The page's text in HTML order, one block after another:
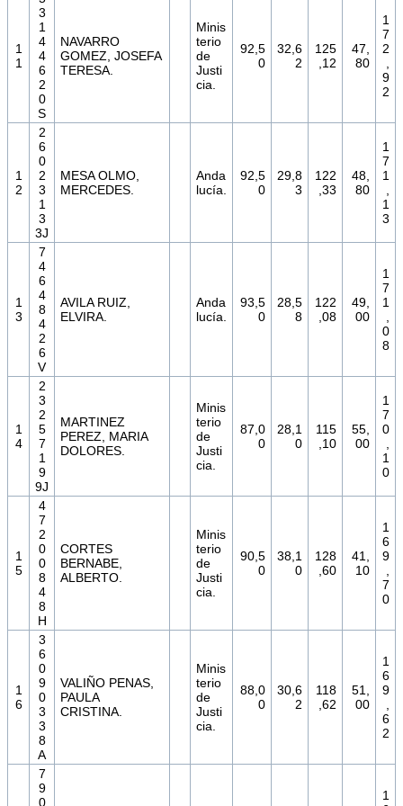
1
1
3
1
4
4
6
2
0
S
NAVARRO
GOMEZ, JOSEFA
TERESA.
Minis
terio
de
Justi
cia.
92,5
0
32,6
2
125
,12
47,
80
1
7
2
9
2
1
2
2
6
0
2
3
1
3
3J
MESA OLMO,
MERCEDES.
Anda
lucía.
92,5
0
29,8
3
122
,33
48,
80
1
7
1
1
3
1
3
7
4
6
4
8
4
2
6
V
AVILA RUIZ,
ELVIRA.
Anda
lucía.
93,5
0
28,5
8
122
,08
49,
00
1
7
1
0
8
1
4
2
3
2
5
7
1
9
9J
MARTINEZ
PEREZ, MARIA
DOLORES.
Minis
terio
de
Justi
cia.
87,0
0
28,1
0
115
,10
55,
00
1
7
0
1
0
1
5
4
7
2
0
0
8
4
8
H
CORTES
BERNABE,
ALBERTO.
Minis
terio
de
Justi
cia.
90,5
0
38,1
0
128
,60
41,
10
1
6
9
7
0
1
6
3
6
0
9
0
3
3
8
A
VALIÑO PENAS,
PAULA
CRISTINA.
Minis
terio
de
Justi
cia.
88,0
0
30,6
2
118
,62
51,
00
1
6
9
6
2
7
9
0
1